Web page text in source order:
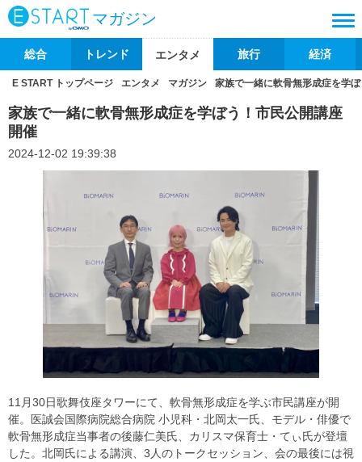
マガジン
総合 トレンド エンタメ 旅行 経済
E START トップページ エンタメ マガジン 家族で一緒に軟骨無形成症を学
家族で一緒に軟骨無形成症を学ぼう！市民公開講座
開催
2024-12-02 19:39:38
11月30日歌舞伎座タワーにて、軟骨無形成症を学ぶ市民講座が開
催。医誠会国際病院総合病院 小児科・北岡太一氏、モデル・俳優で
軟骨無形成症当事者の後藤仁美氏、カリスマ保育士・てぃ氏が登壇
した。北岡氏による講演、3人のトークセッション、会の最後には視